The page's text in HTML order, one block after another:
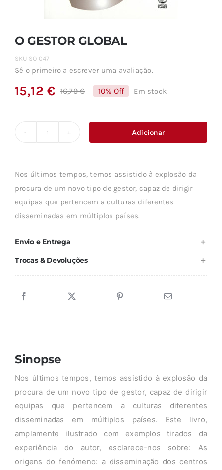
O GESTOR GLOBAL
SKU SO 047
Sê o primeiro a escrever uma avaliação.
16,79€O
original
era:
15,12€
O
é:
10% Off Em stock
GESTOR
Adicionar
Nos últimos tempos, temos assistido à explosão da
procura de um novo tipo de gestor, capaz de dirigir
equipas que pertencem a culturas diferentes
disseminadas em múltiplos países.
Envio e Entrega
Trocas & Devoluções
Sinopse
Nos últimos tempos, temos assistido à explosão da
procura de um novo tipo de gestor, capaz de dirigir
equipas que pertencem a culturas diferentes
disseminadas em múltiplos países. Este livro,
amplamente ilustrado com exemplos tirados da
experiência do autor, esclarece-nos sobre: As
origens do fenómeno: a disseminação dos centros